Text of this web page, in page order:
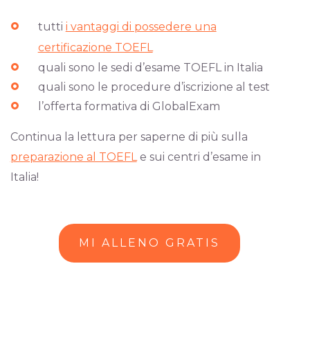
tutti i vantaggi di possedere una
certificazione TOEFL
quali sono le sedi d’esame TOEFL in Italia
quali sono le procedure d’iscrizione al test
l’offerta formativa di GlobalExam
Continua la lettura per saperne di più sulla
preparazione al TOEFLe sui centri d’esame in
Italia!
MI ALLENO GRATIS